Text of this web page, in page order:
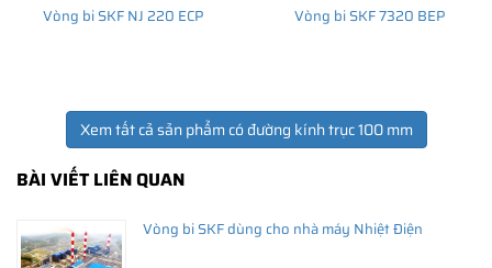
Vòng bi SKF NJ 220 ECP Vòng bi SKF 7320 BEP
Xem tất cả sản phẩm có đường kính trục 100 mm
BÀI VIẾT LIÊN QUAN
Vòng bi SKF dùng cho nhà máy Nhiệt Điện